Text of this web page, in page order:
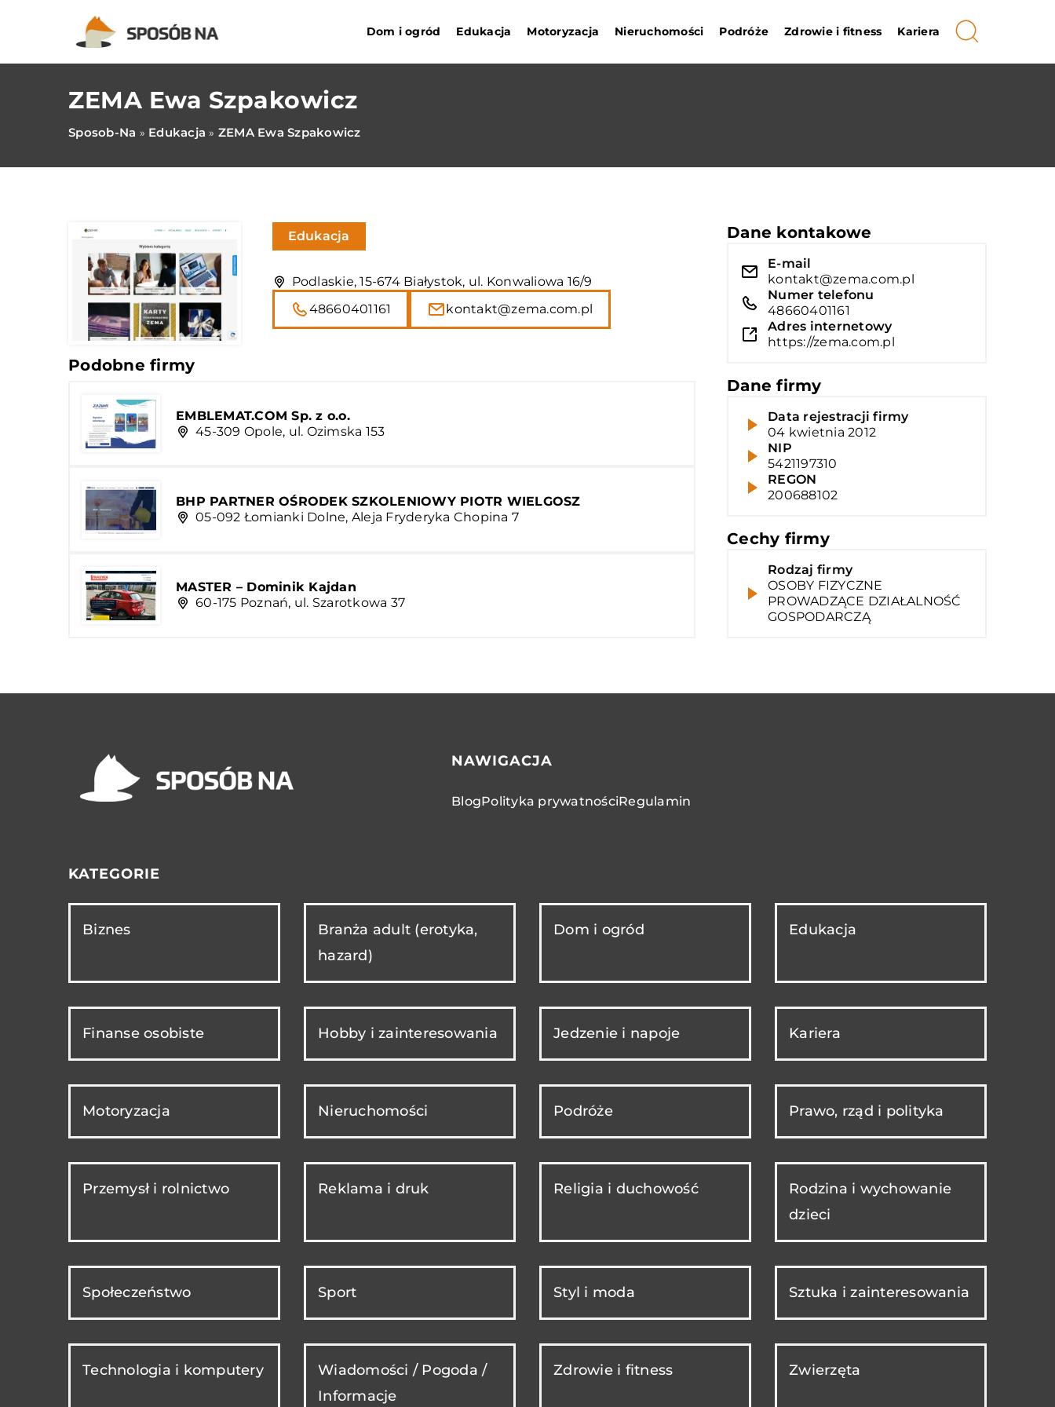
Dom i ogród Edukacja Motoryzacja Nieruchomości Podróże Zdrowie i fitness Kariera
ZEMA Ewa Szpakowicz
Sposob-Na » Edukacja » ZEMA Ewa Szpakowicz
Edukacja
Podlaskie, 15-674 Białystok, ul. Konwaliowa 16/9
48660401161
kontakt@zema.com.pl
Podobne firmy
EMBLEMAT.COM Sp. z o.o.
45-309 Opole, ul. Ozimska 153
BHP PARTNER OŚRODEK SZKOLENIOWY PIOTR WIELGOSZ
05-092 Łomianki Dolne, Aleja Fryderyka Chopina 7
MASTER – Dominik Kajdan
60-175 Poznań, ul. Szarotkowa 37
Dane kontakowe
E-mail
kontakt@zema.com.pl
Numer telefonu
48660401161
Adres internetowy
https://zema.com.pl
Dane firmy
Data rejestracji firmy
04 kwietnia 2012
NIP
5421197310
REGON
200688102
Cechy firmy
Rodzaj firmy
OSOBY FIZYCZNE
PROWADZĄCE DZIAŁALNOŚĆ
GOSPODARCZĄ
NAWIGACJA
BlogPolityka prywatnościRegulamin
KATEGORIE
Biznes
Branża adult (erotyka,
hazard)
Dom i ogród Edukacja
Finanse osobiste Hobby i zainteresowania Jedzenie i napoje Kariera
Motoryzacja Nieruchomości Podróże Prawo, rząd i polityka
Przemysł i rolnictwo Reklama i druk Religia i duchowość
Rodzina i wychowanie
dzieci
Społeczeństwo Sport Styl i moda Sztuka i zainteresowania
Technologia i komputery
Wiadomości / Pogoda /
Informacje
Zdrowie i fitness Zwierzęta